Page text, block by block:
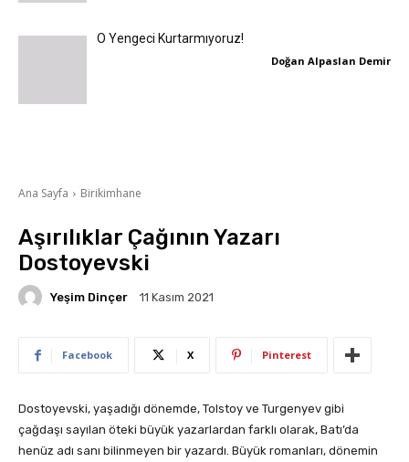
O Yengeci Kurtarmıyoruz!
Doğan Alpaslan Demir